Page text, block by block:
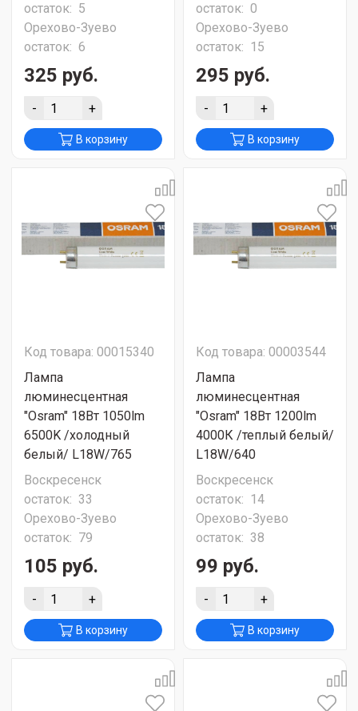
остаток: 5
Орехово-Зуево
остаток: 6
325 руб.
- +
В корзину
остаток: 0
Орехово-Зуево
остаток: 15
295 руб.
- +
В корзину
Код товара: 00015340
Лампа
люминесцентная
"Osram" 18Вт 1050lm
6500K /холодный
белый/ L18W/765
Воскресенск
остаток: 33
Орехово-Зуево
остаток: 79
105 руб.
- +
В корзину
Код товара: 00003544
Лампа
люминесцентная
"Osram" 18Вт 1200lm
4000К /теплый белый/
L18W/640
Воскресенск
остаток: 14
Орехово-Зуево
остаток: 38
99 руб.
- +
В корзину